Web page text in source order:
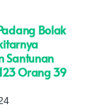
Bolak
Santunan
Orang 39